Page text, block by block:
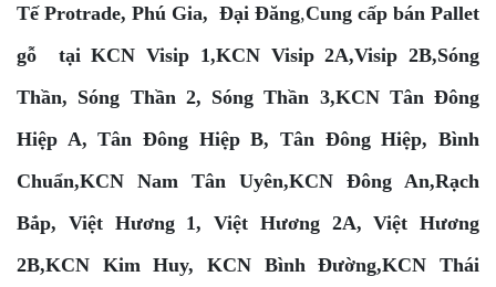
Tế Protrade, Phú Gia, Đại Đăng,Cung cấp bán Pallet
gỗ tại KCN Visip 1,KCN Visip 2A,Visip 2B,Sóng
Thần, Sóng Thần 2, Sóng Thần 3,KCN Tân Đông
Hiệp A, Tân Đông Hiệp B, Tân Đông Hiệp, Bình
Chuẩn,KCN Nam Tân Uyên,KCN Đông An,Rạch
Bắp, Việt Hương 1, Việt Hương 2A, Việt Hương
2B,KCN Kim Huy,KCN Bình Đường,KCN Thái